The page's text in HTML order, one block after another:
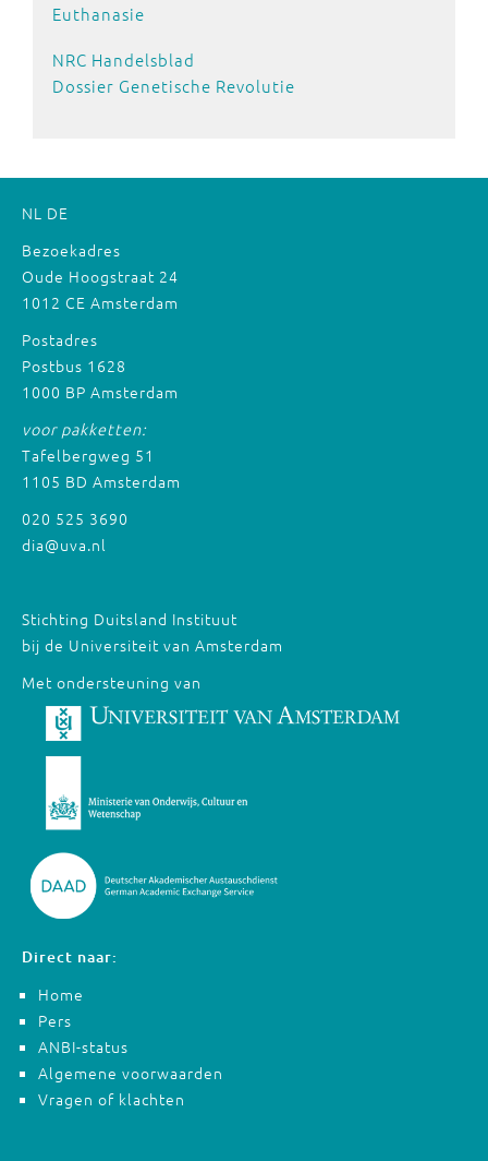
Euthanasie
NRC Handelsblad
Dossier Genetische Revolutie
NL DE
Bezoekadres
Oude Hoogstraat 24
1012 CE Amsterdam
Postadres
Postbus 1628
1000 BP Amsterdam
voor pakketten:
Tafelbergweg 51
1105 BD Amsterdam
020 525 3690
dia@uva.nl
Stichting Duitsland Instituut
bij de Universiteit van Amsterdam
Met ondersteuning van
Direct naar:
Home
Pers
ANBI-status
Algemene voorwaarden
Vragen of klachten